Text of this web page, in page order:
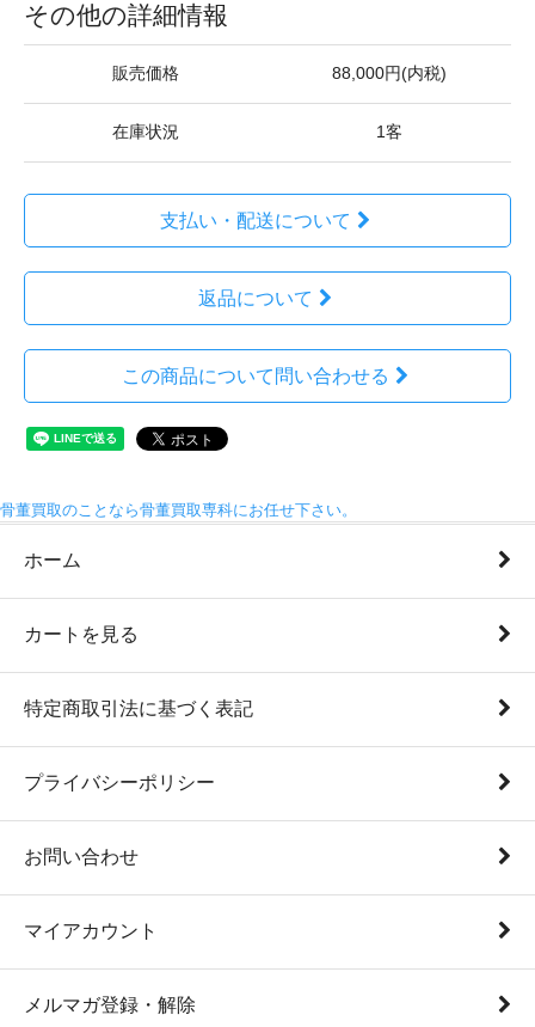
その他の詳細情報
販売価格 88,000円(内税)
在庫状況 1客
支払い・配送について
返品について
この商品について問い合わせる
骨董買取のことなら骨董買取専科にお任せ下さい。
ホーム
カートを見る
特定商取引法に基づく表記
プライバシーポリシー
お問い合わせ
マイアカウント
メルマガ登録・解除